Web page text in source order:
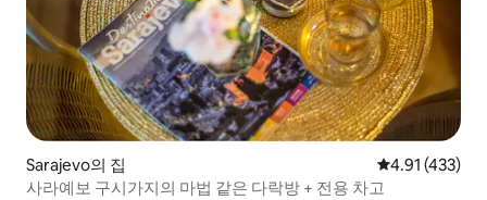
Sarajevo의 집 평점 4.91점(5
4.91 (433)
사라예보 구시가지의 마법 같은 다락방 + 전용 차고